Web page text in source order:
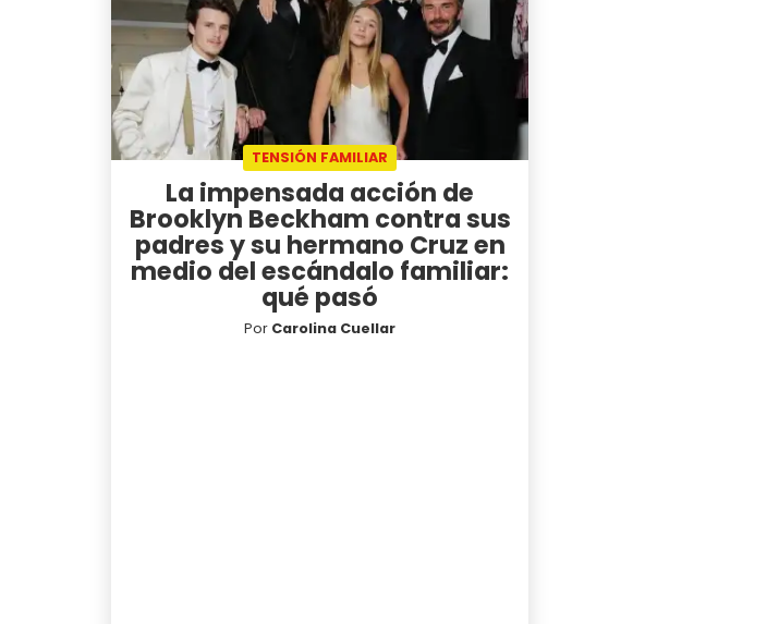
TENSIÓN FAMILIAR
La impensada acción de
Brooklyn Beckham contra sus
padres y su hermano Cruz en
medio del escándalo familiar:
qué pasó
Por Carolina Cuellar